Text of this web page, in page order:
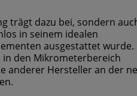
trägt dazu bei, sondern
in seinem idealen
ausgestattet wurde.
in den Mikrometerbereich
anderer Hersteller an der